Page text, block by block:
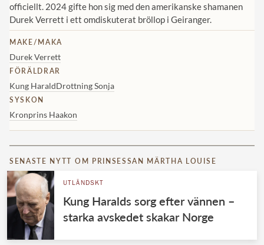
officiellt. 2024 gifte hon sig med den amerikanske shamanen
Durek Verrett i ett omdiskuterat bröllop i Geiranger.
MAKE/MAKA
Durek Verrett
FÖRÄLDRAR
Kung HaraldDrottning Sonja
SYSKON
Kronprins Haakon
SENASTE NYTT OM PRINSESSAN MÄRTHA LOUISE
UTLÄNDSKT
Kung Haralds sorg efter vännen –
starka avskedet skakar Norge